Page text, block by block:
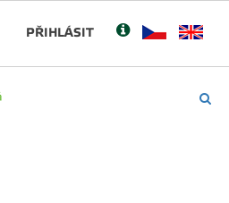
PŘIHLÁSIT